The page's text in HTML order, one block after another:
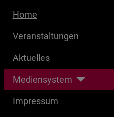
Home
Veranstaltungen
Aktuelles
Mediensystem
Impressum